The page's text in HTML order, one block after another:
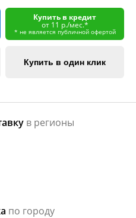
Купить в кредит
от 11 р./мес.*
* не является публичной офертой
Купить в один клик
в регионы
по городу